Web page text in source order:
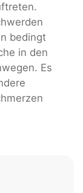
bedingt
in den
Es